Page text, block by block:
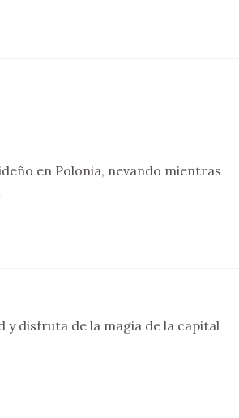
en Polonia, nevando mientras
y disfruta de la magia de la capital